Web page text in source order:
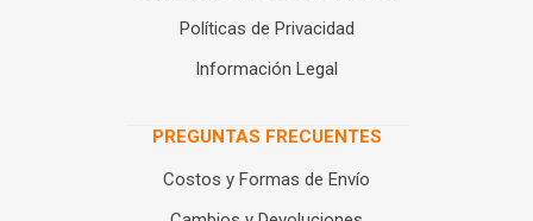
Políticas de Privacidad
Información Legal
PREGUNTAS FRECUENTES
Costos y Formas de Envío